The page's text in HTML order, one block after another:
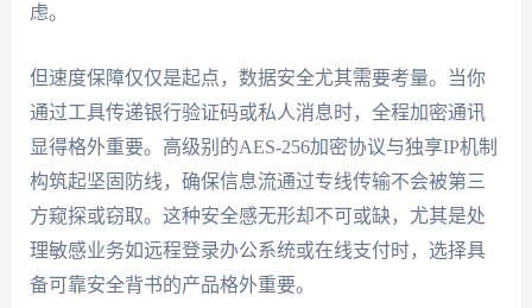
虑。
但速度保障仅仅是起点，数据安全尤其需要考量。当你
通过工具传递银行验证码或私人消息时，全程加密通讯
显得格外重要。高级别的AES-256加密协议与独享IP机制
构筑起坚固防线，确保信息流通过专线传输不会被第三
方窥探或窃取。这种安全感无形却不可或缺，尤其是处
理敏感业务如远程登录办公系统或在线支付时，选择具
备可靠安全背书的产品格外重要。